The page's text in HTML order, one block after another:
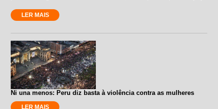
LER MAIS
Ni una menos: Peru diz basta à violência contra as mulheres
LER MAIS